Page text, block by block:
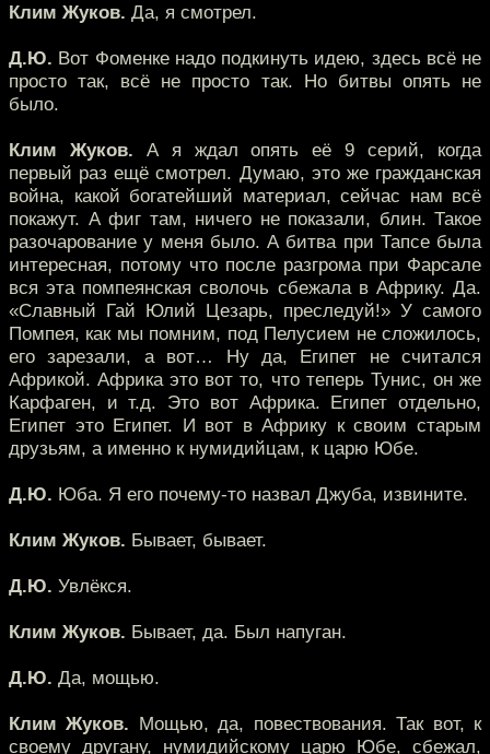
Клим Жуков. Да, я смотрел.
Д.Ю. Вот Фоменке надо подкинуть идею, здесь всё не
просто так, всё не просто так. Но битвы опять не
было.
Клим Жуков. А я ждал опять её 9 серий, когда
первый раз ещё смотрел. Думаю, это же гражданская
война, какой богатейший материал, сейчас нам всё
покажут. А фиг там, ничего не показали, блин. Такое
разочарование у меня было. А битва при Тапсе была
интересная, потому что после разгрома при Фарсале
вся эта помпеянская сволочь сбежала в Африку. Да.
«Славный Гай Юлий Цезарь, преследуй!» У самого
Помпея, как мы помним, под Пелусием не сложилось,
его зарезали, а вот… Ну да, Египет не считался
Африкой. Африка это вот то, что теперь Тунис, он же
Карфаген, и т.д. Это вот Африка. Египет отдельно,
Египет это Египет. И вот в Африку к своим старым
друзьям, а именно к нумидийцам, к царю Юбе.
Д.Ю. Юба. Я его почему-то назвал Джуба, извините.
Клим Жуков. Бывает, бывает.
Д.Ю. Увлёкся.
Клим Жуков. Бывает, да. Был напуган.
Д.Ю. Да, мощью.
Клим Жуков. Мощью, да, повествования. Так вот, к
своему другану, нумидийскому царю Юбе, сбежал,